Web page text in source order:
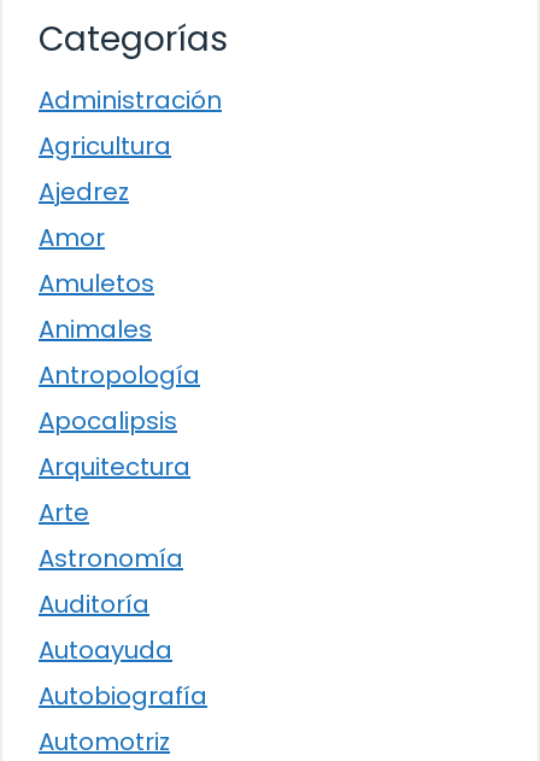
Categorías
Administración
Agricultura
Ajedrez
Amor
Amuletos
Animales
Antropología
Apocalipsis
Arquitectura
Arte
Astronomía
Auditoría
Autoayuda
Autobiografía
Automotriz